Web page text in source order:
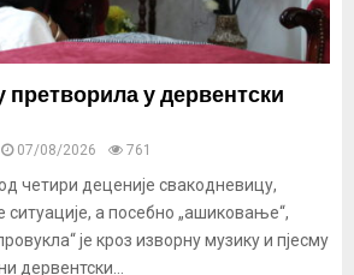
претворила у дервентски
07/08/2026 761
четири деценије свакодневицу,
а посебно „ашиковање“,
је кроз изворну музику и пјесму
дервентски...